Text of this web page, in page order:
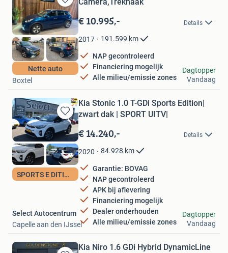
Bewaren
in
Mijn
Favorieten
Nette auto
Camera,Trekhaak
€ 10.995,- Details
2017 191.599 km
NAP gecontroleerd
Financiering mogelijk
Alle milieu/emissie zones
BM Cars BV
Boxtel
Dagtopper
Vandaag
Bewaren
in
Mijn
Favorieten
SPORTS E DITION
Kia Stonic 1.0 T-GDi Sports Edition|
zwart dak | SPORT UITV|
€ 14.240,- Details
2020 84.928 km
Garantie: BOVAG
NAP gecontroleerd
APK bij aflevering
Financiering mogelijk
Dealer onderhouden
Alle milieu/emissie zones
Select Autocentrum
Capelle aan den IJssel
Dagtopper
Vandaag
Kia Niro 1.6 GDi Hybrid DynamicLine